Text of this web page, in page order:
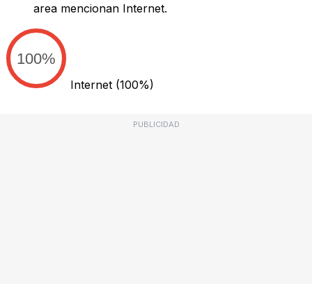
area mencionan Internet.
100%
Internet (100%)
PUBLICIDAD